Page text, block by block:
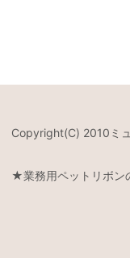
Copyright(C) 2010ミ
★業務用ペットリボン